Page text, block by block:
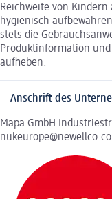
Reichweite von
hygienisch
stets die
Produktinformation und
aufheben.
Anschrift des
Mapa GmbH